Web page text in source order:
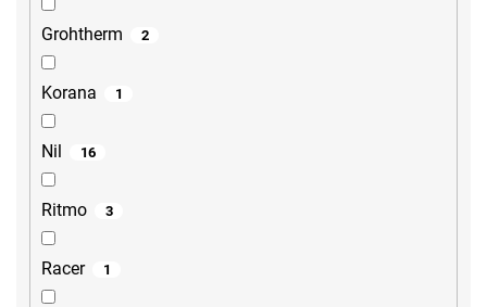
Grohtherm 2
Korana 1
Nil 16
Ritmo 3
Racer 1